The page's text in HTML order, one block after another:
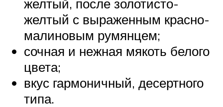
желтый, после золотисто-
желтый с выраженным красно-
малиновым румянцем;
сочная и нежная мякоть белого
цвета;
вкус гармоничный, десертного
типа.